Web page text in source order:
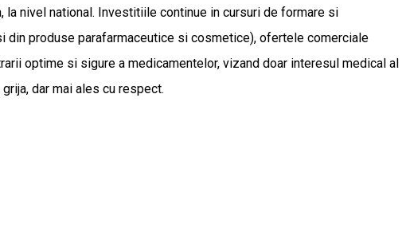
nivel national. Investitiile continue in cursuri de formare si
din produse parafarmaceutice si cosmetice), ofertele comerciale
optime si sigure a medicamentelor, vizand doar interesul medical al
dar mai ales cu respect.